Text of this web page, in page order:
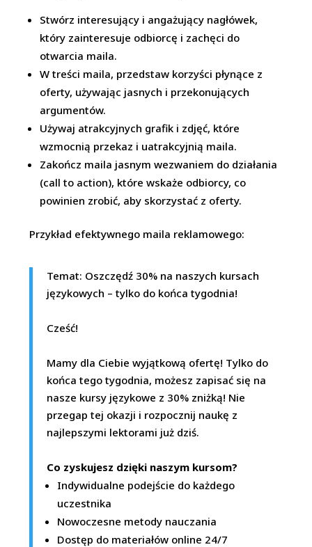
Stwórz interesujący i angażujący nagłówek,
który zainteresuje odbiorcę i zachęci do
otwarcia maila.
W treści maila, przedstaw korzyści płynące z
oferty, używając jasnych i przekonujących
argumentów.
Używaj atrakcyjnych grafik i zdjęć, które
wzmocnią przekaz i uatrakcyjnią maila.
Zakończ maila jasnym wezwaniem do działania
(call to action), które wskaże odbiorcy, co
powinien zrobić, aby skorzystać z oferty.
Przykład efektywnego maila reklamowego:
Temat: Oszczędź 30% na naszych kursach
językowych – tylko do końca tygodnia!
Cześć!
Mamy dla Ciebie wyjątkową ofertę! Tylko do
końca tego tygodnia, możesz zapisać się na
nasze kursy językowe z 30% zniżką! Nie
przegap tej okazji i rozpocznij naukę z
najlepszymi lektorami już dziś.
Co zyskujesz dzięki naszym kursom?
Indywidualne podejście do każdego
uczestnika
Nowoczesne metody nauczania
Dostęp do materiałów online 24/7